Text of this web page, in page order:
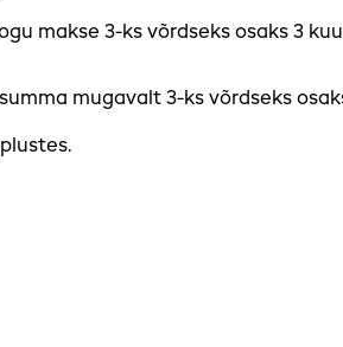
makse 3-ks võrdseks osaks 3
mugavalt 3-ks võrdseks